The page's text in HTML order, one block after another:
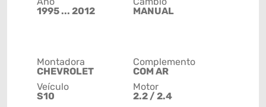
1995 ... 2012
MANUAL
Montadora
CHEVROLET
Veículo
S10
Complemento
COM AR
Motor
2.2 / 2.4